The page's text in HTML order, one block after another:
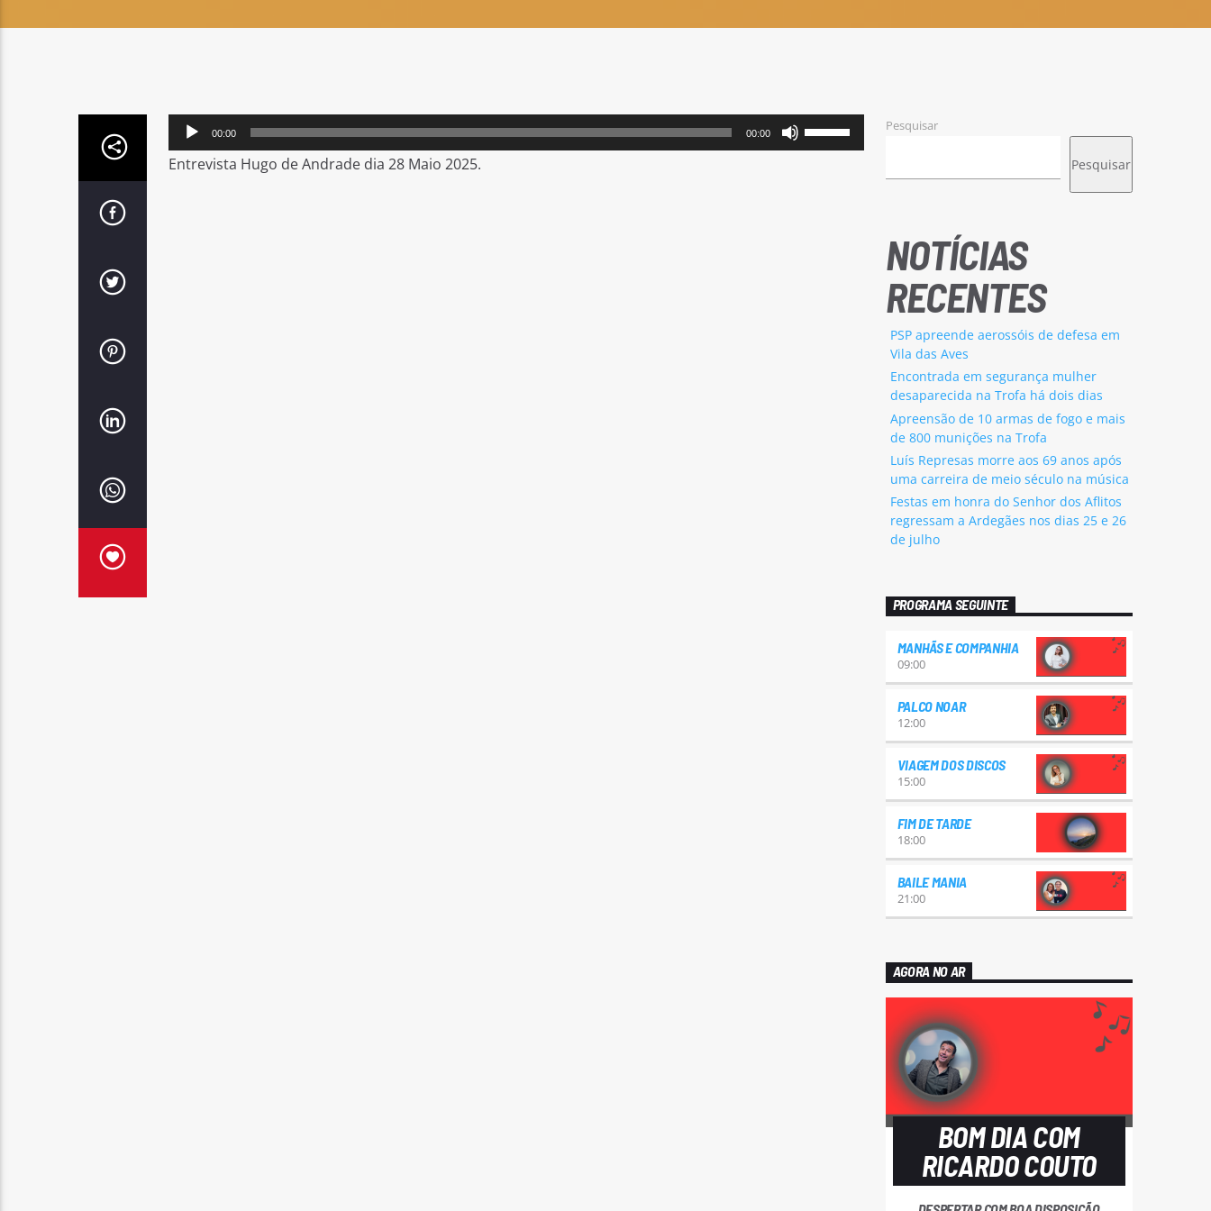
Reprodutor
de
00:00 00:00
Use
as
Entrevista Hugo de Andrade dia 28 Maio 2025.
Pesquisar
Pesquisar
NOTÍCIAS
RECENTES
PSP apreende aerossóis de defesa em
Vila das Aves
Encontrada em segurança mulher
desaparecida na Trofa há dois dias
Apreensão de 10 armas de fogo e mais
de 800 munições na Trofa
Luís Represas morre aos 69 anos após
uma carreira de meio século na música
Festas em honra do Senhor dos Aflitos
regressam a Ardegães nos dias 25 e 26
de julho
PROGRAMA SEGUINTE
MANHÃS E COMPANHIA
09:00
PALCO NOAR
12:00
VIAGEM DOS DISCOS
15:00
FIM DE TARDE
18:00
BAILE MANIA
21:00
AGORA NO AR
BOM DIA COM
RICARDO COUTO